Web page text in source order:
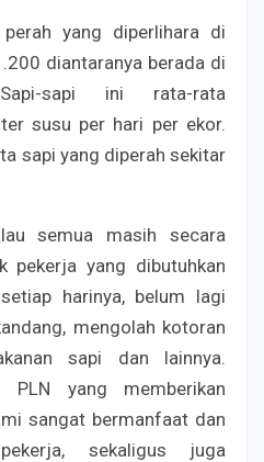
yang diperlihara di
diantaranya berada di
sapi ini rata-rata
susu per hari per ekor.
sapi yang diperah sekitar
semua masih secara
pekerja yang dibutuhkan
harinya, belum lagi
mengolah kotoran
sapi dan lainnya.
PLN yang memberikan
sangat bermanfaat dan
sekaligus juga